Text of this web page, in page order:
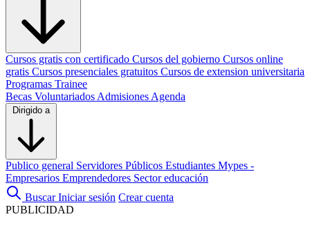
Cursos gratis con certificado Cursos del gobierno Cursos online
gratis Cursos presenciales gratuitos Cursos de extension universitaria
Programas Trainee
Becas Voluntariados Admisiones Agenda
Dirigido a
Publico general Servidores Públicos Estudiantes Mypes -
Empresarios Emprendedores Sector educación
Buscar Iniciar sesión Crear cuenta
PUBLICIDAD